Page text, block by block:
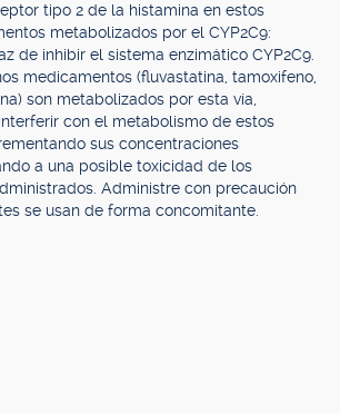
tipo 2 de la histamina en estos
metabolizados por el CYP2C9:
de inhibir el sistema enzimático CYP2C9.
medicamentos (fluvastatina, tamoxifeno,
son metabolizados por esta vía,
con el metabolismo de estos
sus concentraciones
a una posible toxicidad de los
Administre con precaución
se usan de forma concomitante.